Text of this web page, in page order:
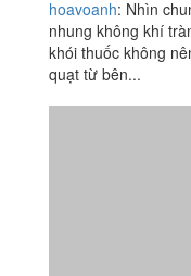
viện thống nhất,
quyền thương hiệu
cực kỳ...